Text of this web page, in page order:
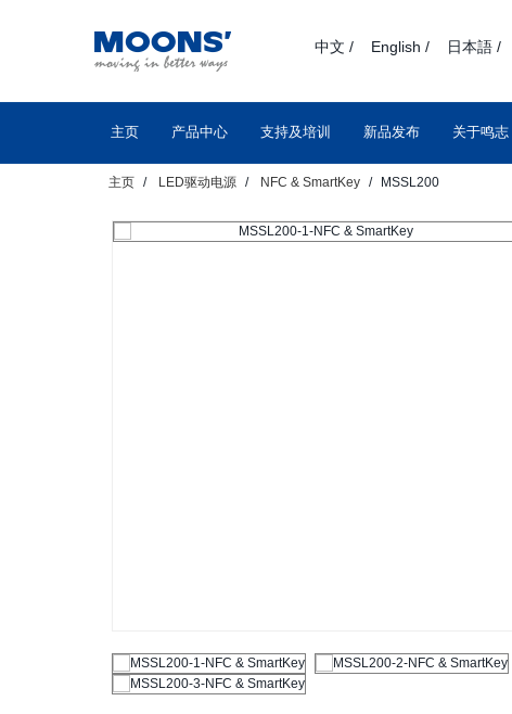
中文 / English / 日本語 /
主页 产品中心 支持及培训 新品发布 关于鸣志
主页 LED驱动电源 NFC & SmartKey MSSL200